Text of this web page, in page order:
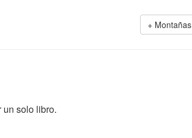
Montañas
solo libro.